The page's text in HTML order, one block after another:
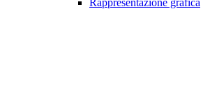
Rappresentazione grafica